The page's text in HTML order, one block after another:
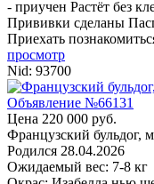
- приучен Растёт без
Прививки сделаны
Приехать
просмотр
Nid: 93700
Объявление №66131
Цена 220 000 руб.
Французский бульдог,
Родился 28.04.2026
Ожидаемый вес: 7-8 кг